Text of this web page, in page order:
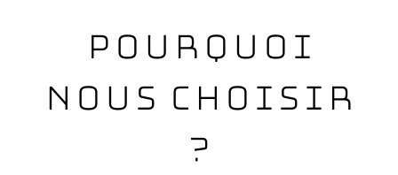
Pourquoi
nous choisir
?